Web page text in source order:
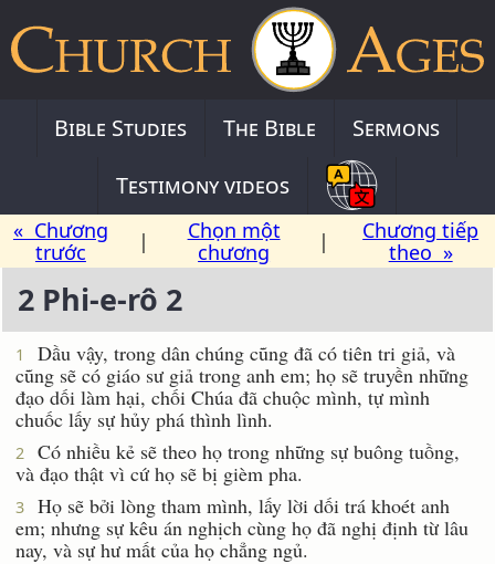
Bible Studies The Bible
Sermons
Testimony videos
« Chương
trước
|
Chọn một
chương
|
Chương tiếp
theo »
2 Phi-e-rô 2
1
Dầu vậy, trong dân chúng cũng đã có tiên tri giả, và
cũng sẽ có giáo sư giả trong anh em; họ sẽ truyền những
đạo dối làm hại, chối Chúa đã chuộc mình, tự mình
chuốc lấy sự hủy phá thình lình.
2
Có nhiều kẻ sẽ theo họ trong những sự buông tuồng,
và đạo thật vì cứ họ sẽ bị gièm pha.
3
Họ sẽ bởi lòng tham mình, lấy lời dối trá khoét anh
em; nhưng sự kêu án nghịch cùng họ đã nghị định từ lâu
nay, và sự hư mất của họ chẳng ngủ.